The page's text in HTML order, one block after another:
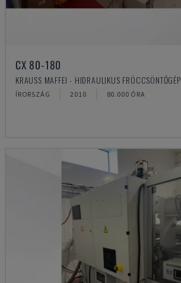
CX 80-180
KRAUSS MAFFEI - HIDRAULIKUS FRÖCCSÖNTŐGÉP
ÍRORSZÁG 2010 80.000 ÓRA